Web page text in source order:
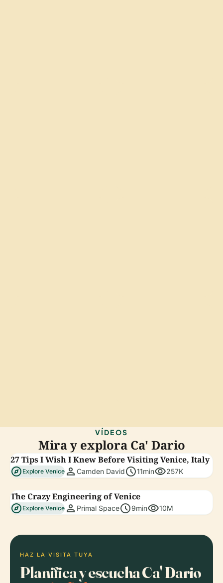
VÍDEOS
Mira y explora Ca' Dario
27 Tips I Wish I Knew Before Visiting Venice, Italy
explore Explore Venice person Camden Davidschedule11minvisibility257K
The Crazy Engineering of Venice
explore Explore Venice person Primal Spaceschedule9minvisibility10M
HAZ LA VISITA TUYA
Planifica y escucha Ca' Dario